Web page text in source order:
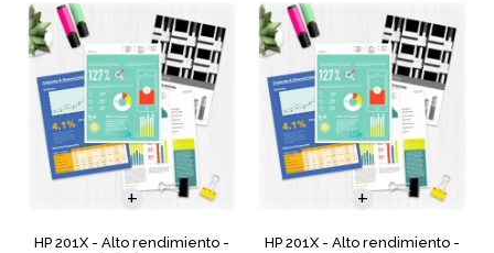
HP 201X - Alto rendimiento -
HP 201X - Alto rendimiento -